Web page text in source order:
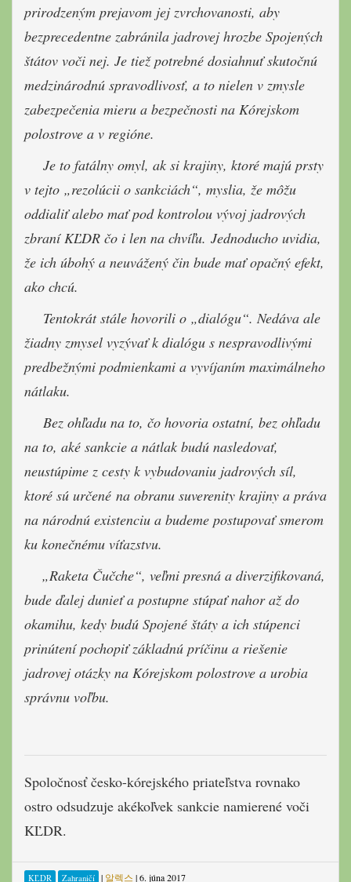
prirodzeným prejavom jej zvrchovanosti, aby
bezprecedentne zabránila jadrovej hrozbe Spojených
štátov voči nej. Je tiež potrebné dosiahnuť skutočnú
medzinárodnú spravodlivosť, a to nielen v zmysle
zabezpečenia mieru a bezpečnosti na Kórejskom
polostrove a v regióne.
Je to fatálny omyl, ak si krajiny, ktoré majú prsty
v tejto „rezolúcii o sankciách“, myslia, že môžu
oddialiť alebo mať pod kontrolou vývoj jadrových
zbraní KĽDR čo i len na chvíľu. Jednoducho uvidia,
že ich úbohý a neuvážený čin bude mať opačný efekt,
ako chcú.
Tentokrát stále hovorili o „dialógu“. Nedáva ale
žiadny zmysel vyzývať k dialógu s nespravodlivými
predbežnými podmienkami a vyvíjaním maximálneho
nátlaku.
Bez ohľadu na to, čo hovoria ostatní, bez ohľadu
na to, aké sankcie a nátlak budú nasledovať,
neustúpime z cesty k vybudovaniu jadrových síl,
ktoré sú určené na obranu suverenity krajiny a práva
na národnú existenciu a budeme postupovať smerom
ku konečnému víťazstvu.
„Raketa Čučche“, veľmi presná a diverzifikovaná,
bude ďalej dunieť a postupne stúpať nahor až do
okamihu, kedy budú Spojené štáty a ich stúpenci
prinútení pochopiť základnú príčinu a riešenie
jadrovej otázky na Kórejskom polostrove a urobia
správnu voľbu.
Spoločnosť česko-kórejského priateľstva rovnako
ostro odsudzuje akékoľvek sankcie namierené voči
KĽDR.
KĽDR Zahraničí | 알렉스 |6. júna 2017